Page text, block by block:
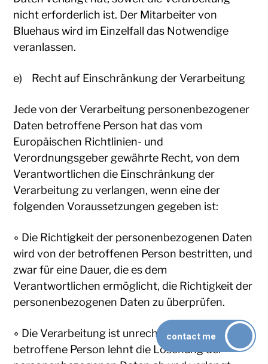
nicht erforderlich ist. Der Mitarbeiter von
Bluehaus wird im Einzelfall das Notwendige
veranlassen.
e) Recht auf Einschränkung der Verarbeitung
Jede von der Verarbeitung personenbezogener
Daten betroffene Person hat das vom
Europäischen Richtlinien- und
Verordnungsgeber gewährte Recht, von dem
Verantwortlichen die Einschränkung der
Verarbeitung zu verlangen, wenn eine der
folgenden Voraussetzungen gegeben ist:
◦ Die Richtigkeit der personenbezogenen Daten
wird von der betroffenen Person bestritten, und
zwar für eine Dauer, die es dem
Verantwortlichen ermöglicht, die Richtigkeit der
personenbezogenen Daten zu überprüfen.
◦ Die Verarbeitung ist unrechtmäßig, die
betroffene Person lehnt die Löschung der
contact me